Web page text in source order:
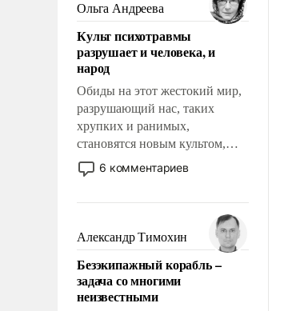
Ольга Андреева
Культ психотравмы
разрушает и человека, и
народ
Обиды на этот жестокий мир,
разрушающий нас, таких
хрупких и ранимых,
становятся новым культом,
постепенно вытесняя и
отменяя традиционное
мужественным и твердым под
ударами судьбы, брать на себя
ответственность, помогать
слабым, идти вперед и
адаптироваться.
6 комментариев
Александр Тимохин
Безэкипажный корабль –
задача со многими
неизвестными